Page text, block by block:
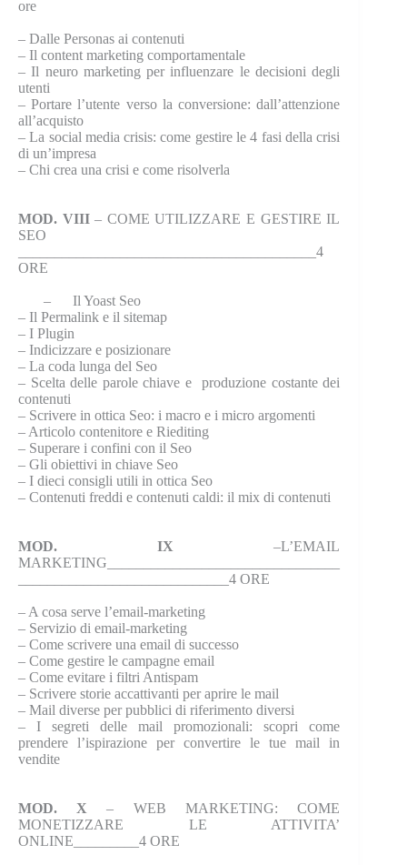
ore
– Dalle Personas ai contenuti
– Il content marketing comportamentale
– Il neuro marketing per influenzare le decisioni degli
utenti
– Portare l’utente verso la conversione: dall’attenzione
all’acquisto
– La social media crisis: come gestire le 4 fasi della crisi
di un’impresa
– Chi crea una crisi e come risolverla
MOD. VIII– COME UTILIZZARE E GESTIRE IL
SEO
_________________________________________4
ORE
– Il Yoast Seo
– Il Permalink e il sitemap
– I Plugin
– Indicizzare e posizionare
– La coda lunga del Seo
– Scelta delle parole chiave e produzione costante dei
contenuti
– Scrivere in ottica Seo: i macro e i micro argomenti
– Articolo contenitore e Riediting
– Superare i confini con il Seo
– Gli obiettivi in chiave Seo
– I dieci consigli utili in ottica Seo
– Contenuti freddi e contenuti caldi: il mix di contenuti
MOD. IX –L’EMAIL
MARKETING________________________________
_____________________________4 ORE
– A cosa serve l’email-marketing
– Servizio di email-marketing
– Come scrivere una email di successo
– Come gestire le campagne email
– Come evitare i filtri Antispam
– Scrivere storie accattivanti per aprire le mail
– Mail diverse per pubblici di riferimento diversi
–
I segreti delle mail promozionali: scopri come
prendere l’ispirazione per convertire le tue mail in
vendite
MOD. X – WEB MARKETING: COME
MONETIZZARE LE ATTIVITA’
ONLINE_________4 ORE